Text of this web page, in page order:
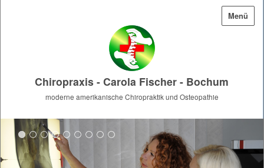
Menü
Chiropraxis - Carola Fischer - Bochum
moderne amerikanische Chiropraktik und Osteopathie